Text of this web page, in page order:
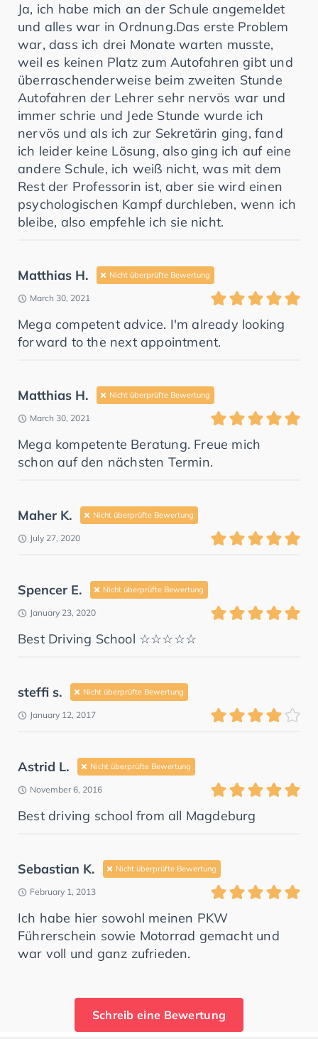
Ja, ich habe mich an der Schule angemeldet
und alles war in Ordnung.Das erste Problem
war, dass ich drei Monate warten musste,
weil es keinen Platz zum Autofahren gibt und
überraschenderweise beim zweiten Stunde
Autofahren der Lehrer sehr nervös war und
immer schrie und Jede Stunde wurde ich
nervös und als ich zur Sekretärin ging, fand
ich leider keine Lösung, also ging ich auf eine
andere Schule, ich weiß nicht, was mit dem
Rest der Professorin ist, aber sie wird einen
psychologischen Kampf durchleben, wenn ich
bleibe, also empfehle ich sie nicht.
Matthias H. Nicht überprüfte Bewertung
March 30, 2021
Mega competent advice. I'm already looking
forward to the next appointment.
Matthias H. Nicht überprüfte Bewertung
March 30, 2021
Mega kompetente Beratung. Freue mich
schon auf den nächsten Termin.
Maher K. Nicht überprüfte Bewertung
July 27, 2020
Spencer E. Nicht überprüfte Bewertung
January 23, 2020
Best Driving School ☆☆☆☆☆
steffi s. Nicht überprüfte Bewertung
January 12, 2017
Astrid L. Nicht überprüfte Bewertung
November 6, 2016
Best driving school from all Magdeburg
Sebastian K. Nicht überprüfte Bewertung
February 1, 2013
Ich habe hier sowohl meinen PKW
Führerschein sowie Motorrad gemacht und
war voll und ganz zufrieden.
Schreib eine Bewertung